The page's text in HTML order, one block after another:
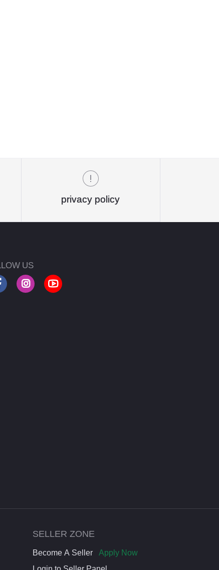
privacy policy
US
SELLER ZONE
Become A Seller
Apply Now